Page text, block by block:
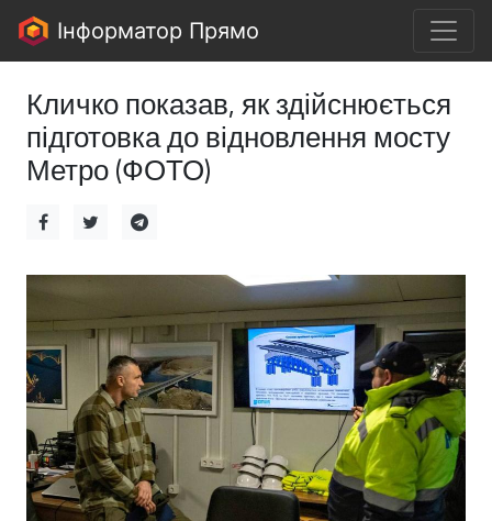
Інформатор Прямо
Кличко показав, як здійснюється
підготовка до відновлення мосту
Метро (ФОТО)